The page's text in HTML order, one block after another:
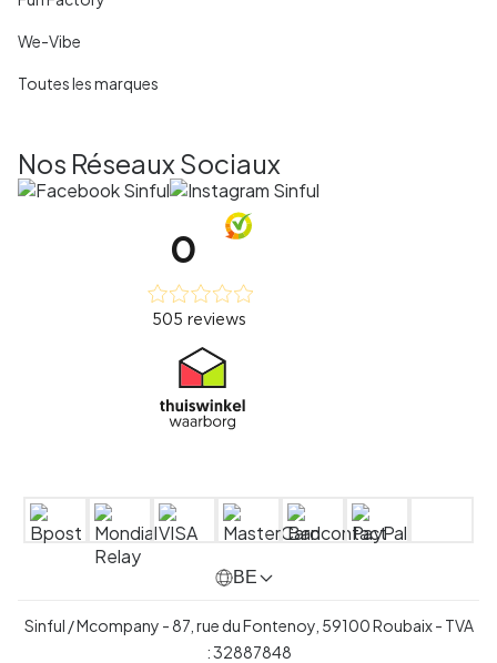
We-Vibe
Toutes les marques
Nos Réseaux Sociaux
BE
Sinful / Mcompany - 87, rue du Fontenoy, 59100 Roubaix - TVA
:32887848